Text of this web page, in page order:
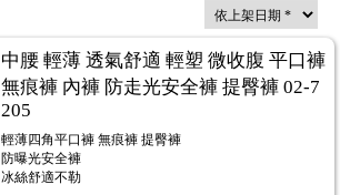
中腰 輕薄 透氣舒適 輕塑 微收腹 平口褲
無痕褲 內褲 防走光安全褲 提臀褲 02-7
205
輕薄四角平口褲 無痕褲 提臀褲
防曝光安全褲
冰絲舒適不勒